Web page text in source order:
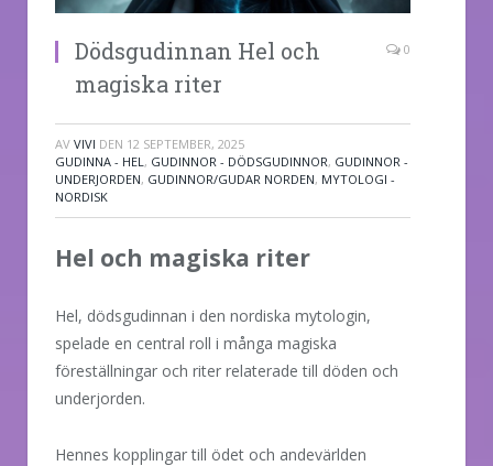
Dödsgudinnan Hel och
magiska riter
0
AV VIVI DEN 12 SEPTEMBER, 2025
GUDINNA - HEL , GUDINNOR - DÖDSGUDINNOR, GUDINNOR -
UNDERJORDEN, GUDINNOR/GUDAR NORDEN, MYTOLOGI -
NORDISK
Hel och magiska riter
Hel, dödsgudinnan i den nordiska mytologin,
spelade en central roll i många magiska
föreställningar och riter relaterade till döden och
underjorden.
Hennes kopplingar till ödet och andevärlden